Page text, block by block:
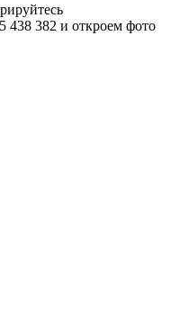
438 382 и откроем фото